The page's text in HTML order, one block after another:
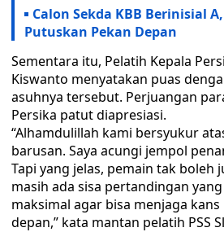
Calon Sekda KBB Berinisial
Putuskan Pekan Depan
Sementara itu, Pelatih Kepala
Kiswanto menyatakan puas
asuhnya tersebut. Perjuangan
Persika patut diapresiasi.
“Alhamdulillah kami bersyukur
barusan. Saya acungi jempol
Tapi yang jelas, pemain tak boleh
masih ada sisa pertandingan
maksimal agar bisa menjaga
depan,” kata mantan pelatih PSS